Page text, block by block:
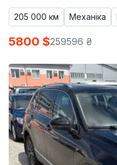
205 000 км Механіка
5800 $259596 ₴